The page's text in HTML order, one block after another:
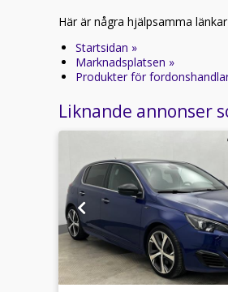
Här är några hjälpsamma
Startsidan »
Marknadsplatsen »
Produkter för
Liknande annonser
1